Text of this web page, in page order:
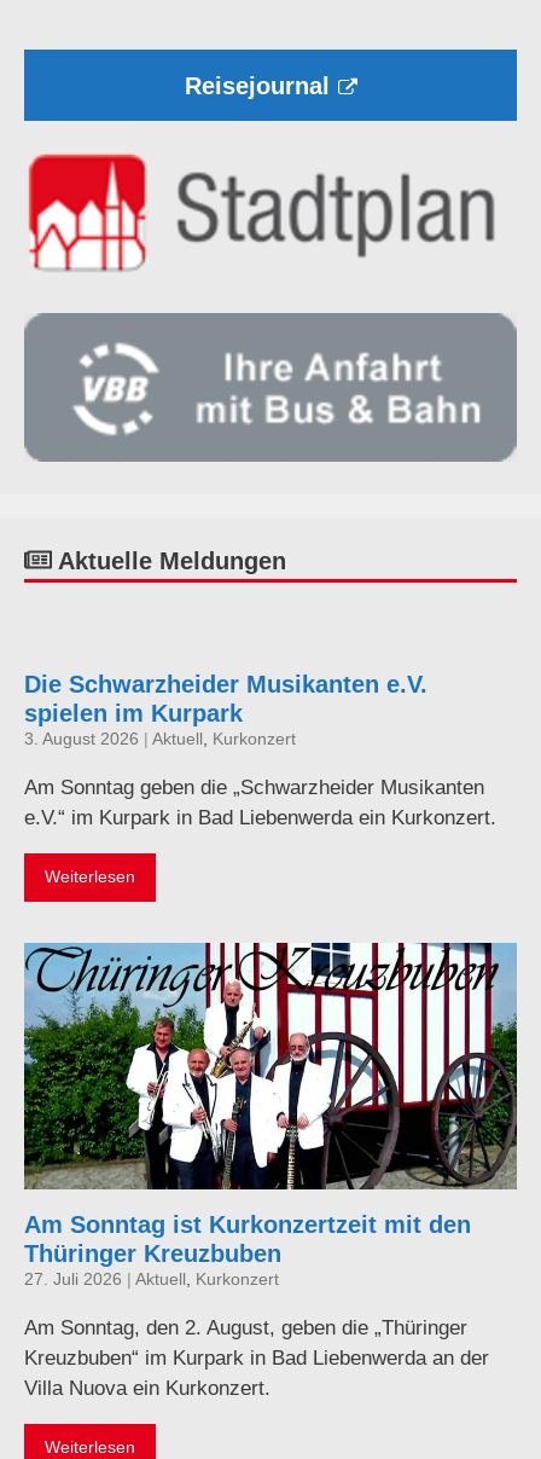
Reisejournal
Aktuelle Meldungen
Die Schwarzheider Musikanten e.V.
spielen im Kurpark
3. August 2026 Aktuell , Kurkonzert
Am Sonntag geben die „Schwarzheider Musikanten
e.V.“ im Kurpark in Bad Liebenwerda ein Kurkonzert.
Weiterlesen
Am Sonntag ist Kurkonzertzeit mit den
Thüringer Kreuzbuben
27. Juli 2026 Aktuell , Kurkonzert
Am Sonntag, den 2. August, geben die „Thüringer
Kreuzbuben“ im Kurpark in Bad Liebenwerda an der
Villa Nuova ein Kurkonzert.
Weiterlesen